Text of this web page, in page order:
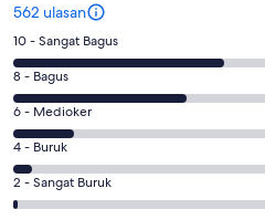
562 ulasan
Penilaian
10
-
Sangat
Bagus.
251
dari
562
10 - Sangat Bagus
Penilaian
8
-
Bagus.
210
dari
8 - Bagus
Penilaian
6
-
Medioker.
72
6 - Medioker
Penilaian
4
-
4 - Buruk
Penilaian
2
2 - Sangat Buruk